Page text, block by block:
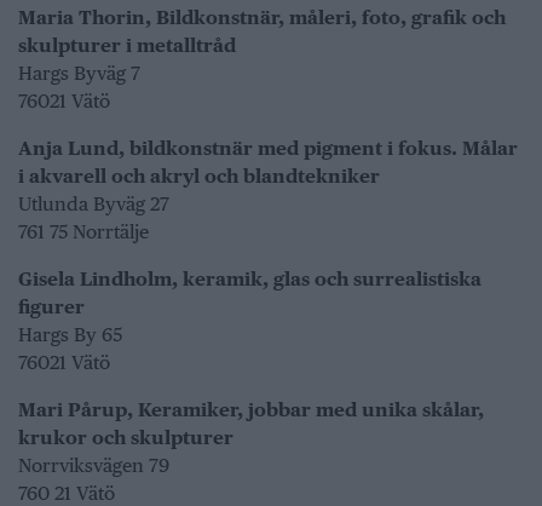
Maria Thorin, Bildkonstnär, måleri, foto, grafik och
skulpturer i metalltråd
Hargs Byväg 7
76021 Vätö
Anja Lund, bildkonstnär med pigment i fokus. Målar
i akvarell och akryl och blandtekniker
Utlunda Byväg 27
761 75 Norrtälje
Gisela Lindholm, keramik, glas och surrealistiska
figurer
Hargs By 65
76021 Vätö
Mari Pårup, Keramiker, jobbar med unika skålar,
krukor och skulpturer
Norrviksvägen 79
760 21 Vätö